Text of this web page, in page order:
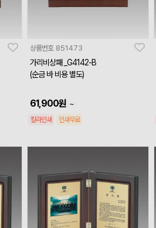
상품번호 851473
가리비상패 _G4142-B
(순금 바 비용 별도)
61,900원 ~
칼라인쇄 인쇄무료